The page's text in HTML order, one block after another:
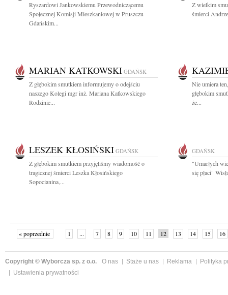
Ryszardowi Jankowskiemu Przewodniczącemu
Społecznej Komisji Mieszkaniowej w Pruszczu
Gdańskim...
Z wielkim
śmierci
MARIAN KATKOWSKI GDAŃSK
Z głębokim smutkiem informujemy o odejściu
naszego Kolegi mgr inż. Mariana Katkowskiego
Rodzinie...
Nie umiera
głębokim
że...
LESZEK KŁOSIŃSKI GDAŃSK
Z głębokim smutkiem przyjęliśmy wiadomość o
tragicznej śmierci Leszka Kłosińskiego
Sopocianina,...
GDAŃSK
"Umarłych
się płaci"
« poprzednie 1 ... 7 8 9 10 11 12 13 14 15 16
Copyright © Wyborcza sp. z o.o. O nas Staże u nas Reklama
Polityka
Ustawienia prywatności